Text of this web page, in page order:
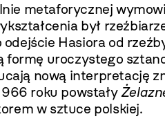
metaforycznej
był
Hasiora od
formę uroczystego
nową interpretację
roku powstały
w sztuce polskiej.